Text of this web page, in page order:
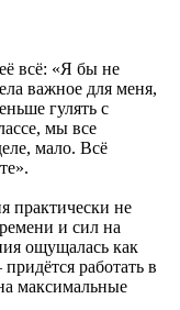
всё: «Я бы не
важное для меня,
гулять с
мы все
мало. Всё
практически не
и сил на
ощущалась как
работать в
максимальные